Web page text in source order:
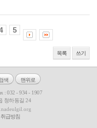
5
목록 쓰기
색 맨위로
: 032 - 934 - 1907
청하동길 24
급방침